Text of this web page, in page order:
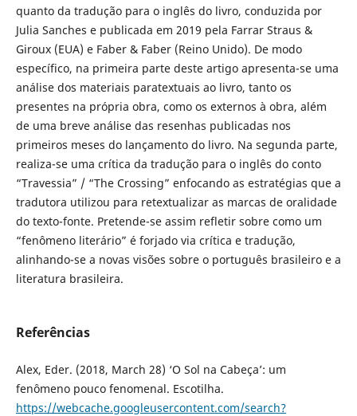
quanto da tradução para o inglês do livro, conduzida por
Julia Sanches e publicada em 2019 pela Farrar Straus &
Giroux (EUA) e Faber & Faber (Reino Unido). De modo
específico, na primeira parte deste artigo apresenta-se uma
análise dos materiais paratextuais ao livro, tanto os
presentes na própria obra, como os externos à obra, além
de uma breve análise das resenhas publicadas nos
primeiros meses do lançamento do livro. Na segunda parte,
realiza-se uma crítica da tradução para o inglês do conto
“Travessia” / “The Crossing” enfocando as estratégias que a
tradutora utilizou para retextualizar as marcas de oralidade
do texto-fonte. Pretende-se assim refletir sobre como um
“fenômeno literário” é forjado via crítica e tradução,
alinhando-se a novas visões sobre o português brasileiro e a
literatura brasileira.
Referências
Alex, Eder. (2018, March 28) ‘O Sol na Cabeça’: um
fenômeno pouco fenomenal. Escotilha.
https://webcache.googleusercontent.com/search?